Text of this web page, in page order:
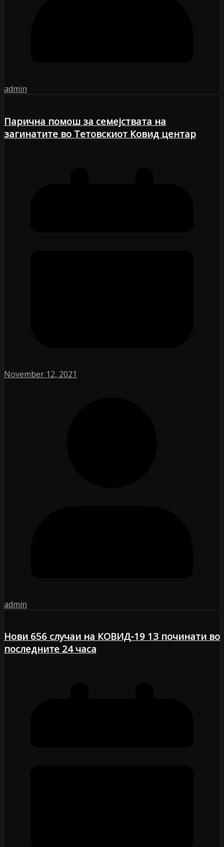
admin
Парична помош за семејствата на
загинатите во Тетовскиот Ковид центар
November 12, 2021
admin
Нови 656 случаи на КОВИД-19 13 починати во
последните 24 часа